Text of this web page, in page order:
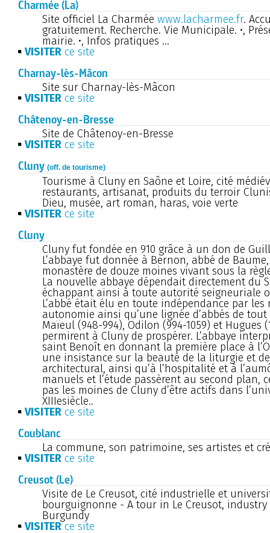
Charmée (La)
Site officiel La Charmée www.lacharmee.fr.
gratuitement. Recherche. Vie Municipale. •,
mairie. •, Infos pratiques ...
VISITER ce site
Charnay-lès-Mâcon
Site sur Charnay-lès-Mâcon
VISITER ce site
Châtenoy-en-Bresse
Site de Châtenoy-en-Bresse
VISITER ce site
Cluny (off. de tourisme)
Tourisme à Cluny en Saône et Loire, cité
restaurants, artisanat, produits du terroir
Dieu, musée, art roman, haras, voie verte
VISITER ce site
Cluny
Cluny fut fondée en 910 grâce à un don de
L’abbaye fut donnée à Bernon, abbé de
monastère de douze moines vivant sous la
La nouvelle abbaye dépendait directement du
échappant ainsi à toute autorité seigneuriale
L’abbé était élu en toute indépendance par les
autonomie ainsi qu’une lignée d’abbés de
Maïeul (948-994), Odilon (994-1059) et Hugues
permirent à Cluny de prospérer. L’abbaye
saint Benoît en donnant la première place à
une insistance sur la beauté de la liturgie et
architectural, ainsi qu’à l’hospitalité et à
manuels et l’étude passèrent au second plan,
pas les moines de Cluny d’être actifs dans
XIIIesiècle..
VISITER ce site
Coublanc
La commune, son patrimoine, ses artistes et
VISITER ce site
Creusot (Le)
Visite de Le Creusot, cité industrielle et
bourguignonne - A tour in Le Creusot,
Burgundy
VISITER ce site